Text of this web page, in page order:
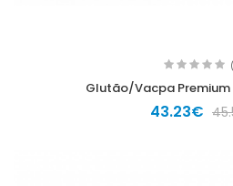
Glutão/Vacpa Premium
43.23€